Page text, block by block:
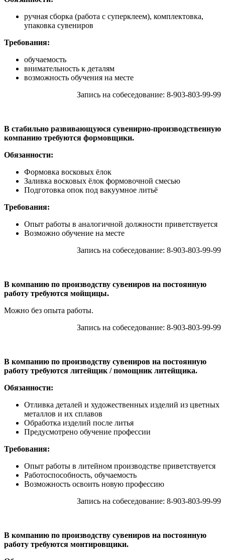
ручная сборка (работа с суперклеем), комплектовка,
упаковка сувениров
Требования:
обучаемость
внимательность к деталям
возможность обучения на месте
Запись на собеседование: 8-903-803-99-99
В стабильно развивающуюся сувенирно-производственную
компанию требуются формовщики.
Обязанности:
Формовка восковых ёлок
Заливка восковых ёлок формовочной смесью
Подготовка опок под вакуумное литьё
Требования:
Опыт работы в аналогичной должности приветствуется
Возможно обучение на месте
Запись на собеседование: 8-903-803-99-99
В компанию по производству сувениров на постоянную
работу требуются мойщицы.
Можно без опыта работы.
Запись на собеседование: 8-903-803-99-99
В компанию по производству сувениров на постоянную
работу требуются литейщик / помощник литейщика.
Обязанности:
Отливка деталей и художественных изделий из цветных
металлов и их сплавов
Обработка изделий после литья
Предусмотрено обучение профессии
Требования:
Опыт работы в литейном производстве приветствуется
Работоспособность, обучаемость
Возможность освоить новую профессию
Запись на собеседование: 8-903-803-99-99
В компанию по производству сувениров на постоянную
работу требуются монтировщики.